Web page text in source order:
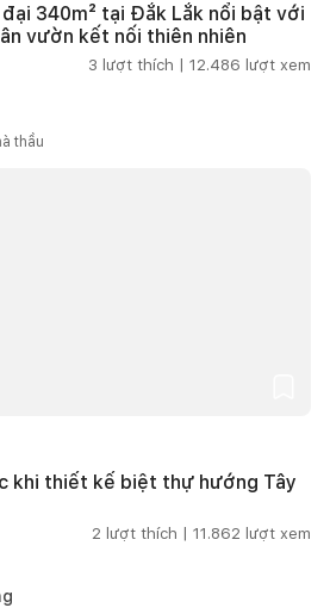
đại 340m² tại Đắk Lắk nổi bật với
vườn kết nối thiên nhiên
3 lượt thích | 12.486 lượt xem
thầu
khi thiết kế biệt thự hướng Tây
2 lượt thích | 11.862 lượt xem